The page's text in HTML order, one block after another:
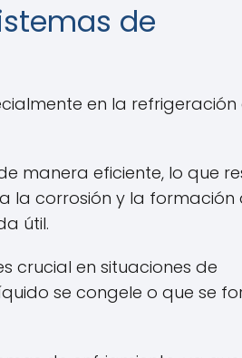
de
en la refrigeración
manera eficiente, lo que
la corrosión y la formación
útil.
crucial en situaciones de
se congele o que se